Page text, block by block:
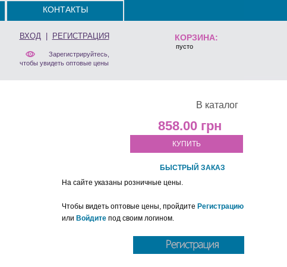
КОРЗИНА:
пусто
КОНТАКТЫ
ВХОД| РЕГИСТРАЦИЯ
Зарегистрируйтесь,
чтобы увидеть оптовые цены
В каталог
858.00
КУПИТЬ
БЫСТРЫЙ ЗАКАЗ
На сайте указаны розничные цены.
Чтобы видеть оптовые цены, пройдите Регистрацию
или Войдите под своим логином.